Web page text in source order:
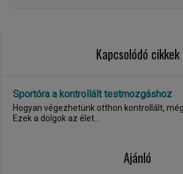
Kapcsolódó cikkek
Sportóra a kontrollált testmozgáshoz
Hogyan végezhetünk otthon kontrollált,
Ezek a dolgok az élet...
Ajánló